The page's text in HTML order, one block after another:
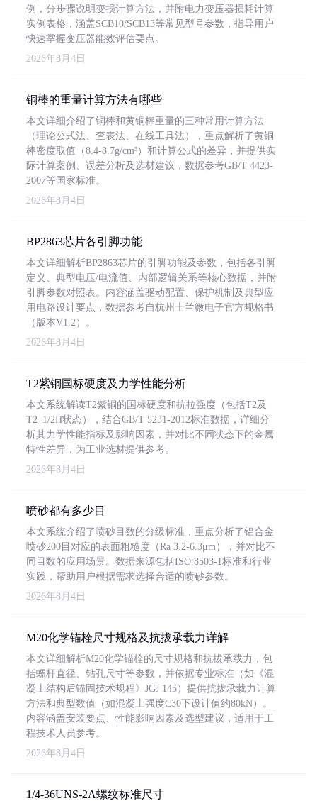
例，分步骤说明变损计算方法，并附电力变压器损耗计算
实例表格，涵盖SCB10/SCB13等常见型号参数，指导用户
快速掌握变压器能效评估要点。
2026年8月4日
铜棒的重量计算方法有哪些
本文详细介绍了铜棒和黄铜棒重量的三种常用计算方法
（理论公式法、查表法、在线工具法），重点解析了黄铜
棒密度取值（8.4-8.7g/cm³）和计算公式的差异，并提供实
际计算案例、误差分析及选材建议，数据参考GB/T 4423-
2007等国家标准。
2026年8月4日
BP2863芯片各引脚功能
本文详细解析BP2863芯片的引脚功能及参数，包括各引脚
定义、典型电压/电流值、内部逻辑关系等核心数据，并附
引脚参数对照表。内容涵盖驱动配置、保护机制及典型应
用电路设计要点，数据参考自杭州士兰微电子官方规格书
（版本V1.2）。
2026年8月4日
T2紫铜国标硬度及力学性能分析
本文系统解读T2紫铜的国标硬度和抗拉强度（包括T2及
T2_1/2H状态），结合GB/T 5231-2012标准数据，详细分
析其力学性能指标及影响因素，并对比不同状态下的金属
特性差异，为工业选材提供参考。
2026年8月4日
喷砂都有多少目
本文系统介绍了喷砂目数的分级标准，重点分析了铝合金
喷砂200目对应的表面粗糙度（Ra 3.2-6.3μm），并对比不
同目数的应用场景。数据来源包括ISO 8503-1标准和行业
实践，帮助用户根据需求选择合适的喷砂参数。
2026年8月4日
M20化学锚栓尺寸规格及抗拔承载力详解
本文详细解析M20化学锚栓的尺寸规格和抗拔承载力，包
括螺杆直径、钻孔尺寸等参数，并依据专业标准（如《混
凝土结构后锚固技术规程》JGJ 145）提供抗拔承载力计算
方法和典型数值（如混凝土强度C30下设计值约80kN）。
内容涵盖安装要点、性能影响因素及选型建议，适用于工
程技术人员参考。
2026年8月4日
1/4-36UNS-2A螺纹标准尺寸